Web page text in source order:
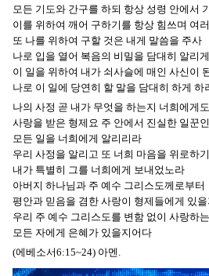
모든 기도와 간구를 하되 항상 성령 안에서
이를 위하여 깨어 구하기를 항상 힘쓰며 여
또 나를 위하여 구할 것은 내게 말씀을 주사
나로 입을 열어 복음의 비밀을 담대히 알리
이 일을 위하여 내가 쇠사슬에 매인 사신이
나로 이 일에 당연히 할 말을 담대히 하게 하
나의 사정 곧 내가 무엇을 하는지 너희에게
사랑을 받은 형제요 주 안에서 진실한 일꾼
모든 일을 너희에게 알리리라
우리 사정을 알리고 또 너희 마음을 위로하
내가 특별히 그를 너희에게 보내었노라
아버지 하나님과 주 예수 그리스도께로부터
평안과 믿음을 겸한 사랑이 형제들에게 있
우리 주 예수 그리스도를 변함 없이 사랑하는
모든 자에게 은혜가 있을지어다
(에베소서6:15~24) 아멘.